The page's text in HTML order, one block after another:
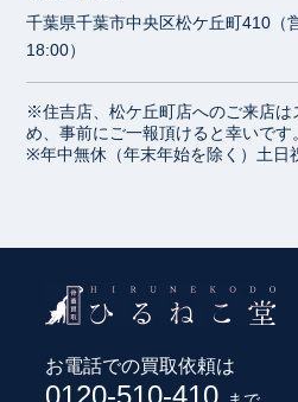
千葉県千葉市中央区松ケ丘町410（
18:00）
※住吉店、松ケ丘町店へのご来店は
め、事前にご一報頂けると幸いです
※年中無休（年末年始を除く）土日
お電話での買取依頼は